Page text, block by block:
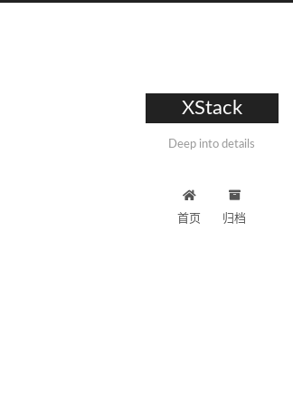
XStack
Deep into details
首页 归档